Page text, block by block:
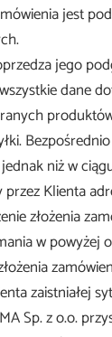
jest
jego
dane
niż w
Klienta
złożenia
w powyżej
zaistniałej
Sp. z o.o.